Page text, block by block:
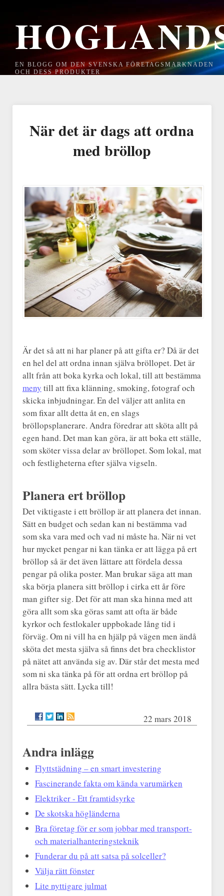
EN BLOGG OM DEN SVENSKA FÖRETAGSMARKNADEN
OCH DESS PRODUKTER
När det är dags att ordna
med bröllop
Är det så att ni har planer på att gifta er? Då är det
en hel del att ordna innan själva bröllopet. Det är
allt från att boka kyrka och lokal, till att bestämma
meny till att fixa klänning, smoking, fotograf och
skicka inbjudningar. En del väljer att anlita en
som fixar allt detta åt en, en slags
bröllopsplanerare. Andra föredrar att sköta allt på
egen hand. Det man kan göra, är att boka ett ställe,
som sköter vissa delar av bröllopet. Som lokal, mat
och festligheterna efter själva vigseln.
Planera ert bröllop
Det viktigaste i ett bröllop är att planera det innan.
Sätt en budget och sedan kan ni bestämma vad
som ska vara med och vad ni måste ha. När ni vet
hur mycket pengar ni kan tänka er att lägga på ert
bröllop så är det även lättare att fördela dessa
pengar på olika poster. Man brukar säga att man
ska börja planera sitt bröllop i cirka ett år före
man gifter sig. Det för att man ska hinna med att
göra allt som ska göras samt att ofta är både
kyrkor och festlokaler uppbokade lång tid i
förväg. Om ni vill ha en hjälp på vägen men ändå
sköta det mesta själva så finns det bra checklistor
på nätet att använda sig av. Där står det mesta med
som ni ska tänka på för att ordna ert bröllop på
allra bästa sätt. Lycka till!
22 mars 2018
Andra inlägg
Flyttstädning – en smart investering
Fascinerande fakta om kända varumärken
Elektriker - Ett framtidsyrke
De skotska högländerna
Bra företag för er som jobbar med transport-
och materialhanteringsteknik
Funderar du på att satsa på solceller?
Välja rätt fönster
Lite nyttigare julmat